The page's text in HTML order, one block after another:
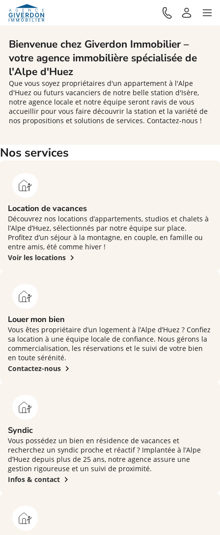
Bienvenue chez Giverdon Immobilier –
votre agence immobilière spécialisée de
l'Alpe d'Huez
Que vous soyez propriétaires d'un appartement à l'Alpe
d'Huez ou futurs vacanciers de notre belle station d'Isère,
notre agence locale et notre équipe seront ravis de vous
accueillir pour vous faire découvrir la station et la variété de
nos propositions et solutions de services. Contactez-nous !
Nos services
Location de vacances
Découvrez nos locations d’appartements, studios et chalets à
l’Alpe d’Huez, sélectionnés par notre équipe sur place.
Profitez d’un séjour à la montagne, en couple, en famille ou
entre amis, été comme hiver !
Voir les locations
Louer mon bien
Vous êtes propriétaire d’un logement à l’Alpe d’Huez ? Confiez
sa location à une équipe locale de confiance. Nous gérons la
commercialisation, les réservations et le suivi de votre bien
en toute sérénité.
Contactez-nous
Syndic
Vous possédez un bien en résidence de vacances et
recherchez un syndic proche et réactif ? Implantée à l’Alpe
d’Huez depuis plus de 25 ans, notre agence assure une
gestion rigoureuse et un suivi de proximité.
Infos & contact